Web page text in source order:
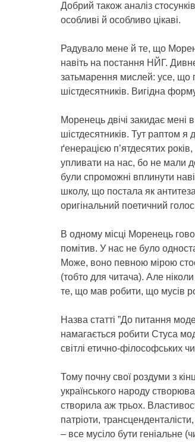
Добрий також аналіз
особливі й особливо цікаві.
Радувало мене й те, що
навіть на постання НЙГ.
затьмарення мислей: усе, що
шістдесятників. Вигідна
Моренець двічі закидає мені
шістдесятників. Тут раптом я
ґенерацією п’ятдесятих
упливати на нас, бо не мали
були спроможні вплинути
школу, що постала як
оригінальний поетичний
В одному місці Моренець
помітив. У нас не було
Може, воно певною мірою
(тобто для читача). Але
те, що мав робити, що мусів
Назва статті ”До питання
намагається робити Стуса
світлі етично-філософських
Тому почну свої роздуми з
українського народу
створила аж трьох.
патріоти,
– все мусіло бути геніальне